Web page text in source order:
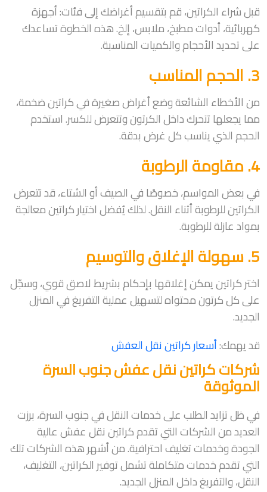
قبل شراء الكراتين، قم بتقسيم أغراضك إلى فئات: أجهزة
كهربائية، أدوات مطبخ، ملابس، إلخ. هذه الخطوة تساعدك
على تحديد الأحجام والكميات المناسبة.
3. الحجم المناسب
من الأخطاء الشائعة وضع أغراض صغيرة في كراتين ضخمة،
مما يجعلها تتحرك داخل الكرتون وتتعرض للكسر. استخدم
الحجم الذي يناسب كل غرض بدقة.
4. مقاومة الرطوبة
في بعض المواسم، خصوصًا في الصيف أو الشتاء، قد تتعرض
الكراتين للرطوبة أثناء النقل. لذلك يُفضل اختيار كراتين معالجة
بمواد عازلة للرطوبة.
5. سهولة الإغلاق والتوسيم
اختر كراتين يمكن إغلاقها بإحكام بشريط لاصق قوي، وسجّل
على كل كرتون محتواه لتسهيل عملية التفريغ في المنزل
الجديد.
قد يهمك:أسعار كراتين نقل العفش
شركات كراتين نقل عفش جنوب السرة
الموثوقة
في ظل تزايد الطلب على خدمات النقل في جنوب السرة، برزت
العديد من الشركات التي تقدم كراتين نقل عفش عالية
الجودة وخدمات تغليف احترافية. من أشهر هذه الشركات تلك
التي تقدم خدمات متكاملة تشمل توفير الكراتين، التغليف،
النقل، والتفريغ داخل المنزل الجديد.